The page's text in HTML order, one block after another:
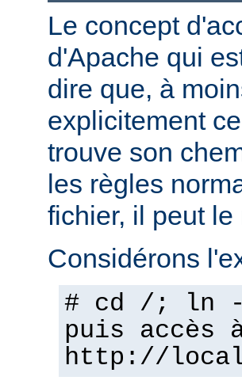
Le concept
d'Apache qui
dire que, à
explicitement
trouve son
les règles
fichier, il peut
Considérons
# cd /; ln -
puis accès
http://